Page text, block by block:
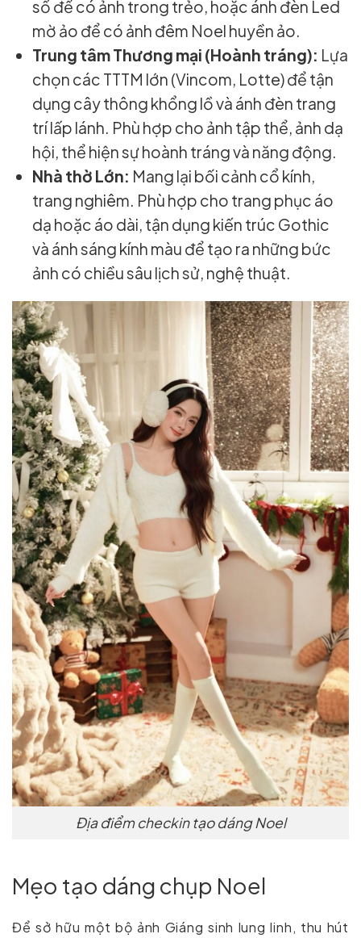
sổ để có ảnh trong trẻo, hoặc ánh đèn Led
mờ ảo để có ảnh đêm Noel huyền ảo.
Trung tâm Thương mại (Hoành tráng): Lựa
chọn các TTTM lớn (Vincom, Lotte) để tận
dụng cây thông khổng lồ và ánh đèn trang
trí lấp lánh. Phù hợp cho ảnh tập thể, ảnh dạ
hội, thể hiện sự hoành tráng và năng động.
Nhà thờ Lớn: Mang lại bối cảnh cổ kính,
trang nghiêm. Phù hợp cho trang phục áo
dạ hoặc áo dài, tận dụng kiến trúc Gothic
và ánh sáng kính màu để tạo ra những bức
ảnh có chiều sâu lịch sử, nghệ thuật.
Địa điểm checkin tạo dáng Noel
Mẹo tạo dáng chụp Noel
Để sở hữu một bộ ảnh Giáng sinh lung linh, thu hút